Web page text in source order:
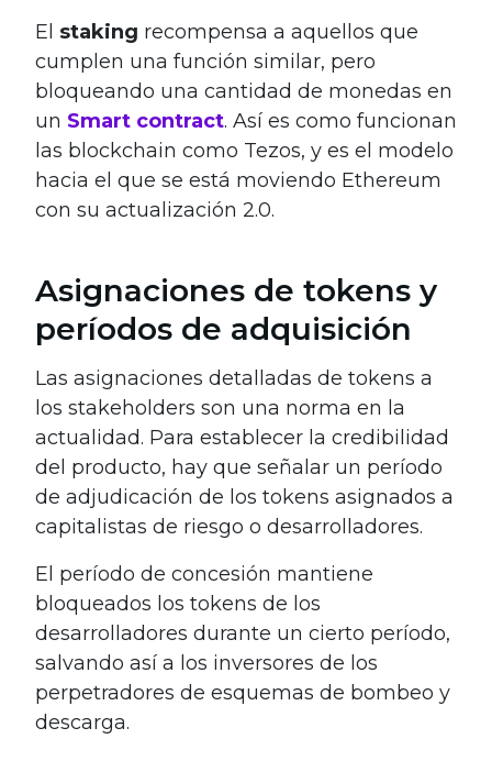
El staking recompensa a aquellos que
cumplen una función similar, pero
bloqueando una cantidad de monedas en
un Smart contract. Así es como funcionan
las blockchain como Tezos, y es el modelo
hacia el que se está moviendo Ethereum
con su actualización 2.0.
Asignaciones de tokens y
períodos de adquisición
Las asignaciones detalladas de tokens a
los stakeholders son una norma en la
actualidad. Para establecer la credibilidad
del producto, hay que señalar un período
de adjudicación de los tokens asignados a
capitalistas de riesgo o desarrolladores.
El período de concesión mantiene
bloqueados los tokens de los
desarrolladores durante un cierto período,
salvando así a los inversores de los
perpetradores de esquemas de bombeo y
descarga.